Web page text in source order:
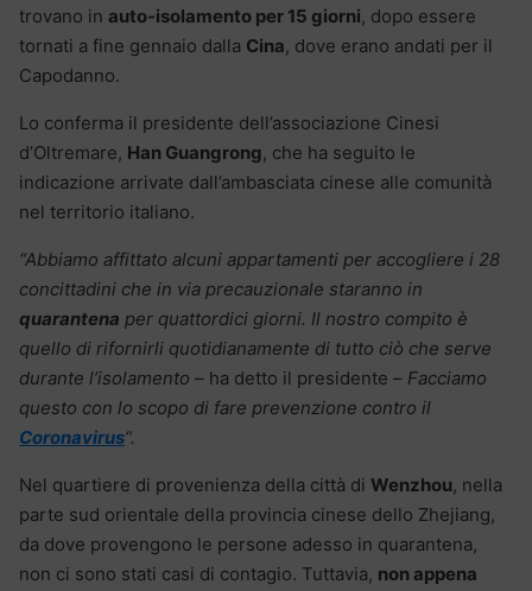
trovano in auto-isolamento per 15 giorni, dopo essere
tornati a fine gennaio dalla Cina, dove erano andati per il
Capodanno.
Lo conferma il presidente dell’associazione Cinesi
d’Oltremare, Han Guangrong, che ha seguito le
indicazione arrivate dall’ambasciata cinese alle comunità
nel territorio italiano.
“Abbiamo affittato alcuni appartamenti per accogliere i 28
concittadini che in via precauzionale staranno in
quarantena per quattordici giorni. Il nostro compito è
quello di rifornirli quotidianamente di tutto ciò che serve
durante l’isolamento – ha detto il presidente – Facciamo
questo con lo scopo di fare prevenzione contro il
Coronavirus“.
Nel quartiere di provenienza della città di Wenzhou, nella
parte sud orientale della provincia cinese dello Zhejiang,
da dove provengono le persone adesso in quarantena,
non ci sono stati casi di contagio. Tuttavia, non appena